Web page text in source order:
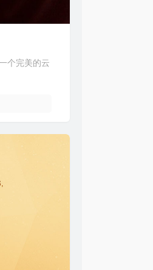
个完美的云